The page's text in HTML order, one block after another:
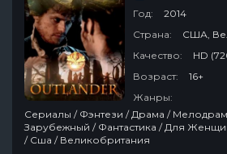
Год:
2014
Страна:
США,
Качество:
HD
Возраст:
16+
Жанры:
Сериалы / Фэнтези / Драма /
Зарубежный / Фантастика / Для
/ Сша / Великобритания